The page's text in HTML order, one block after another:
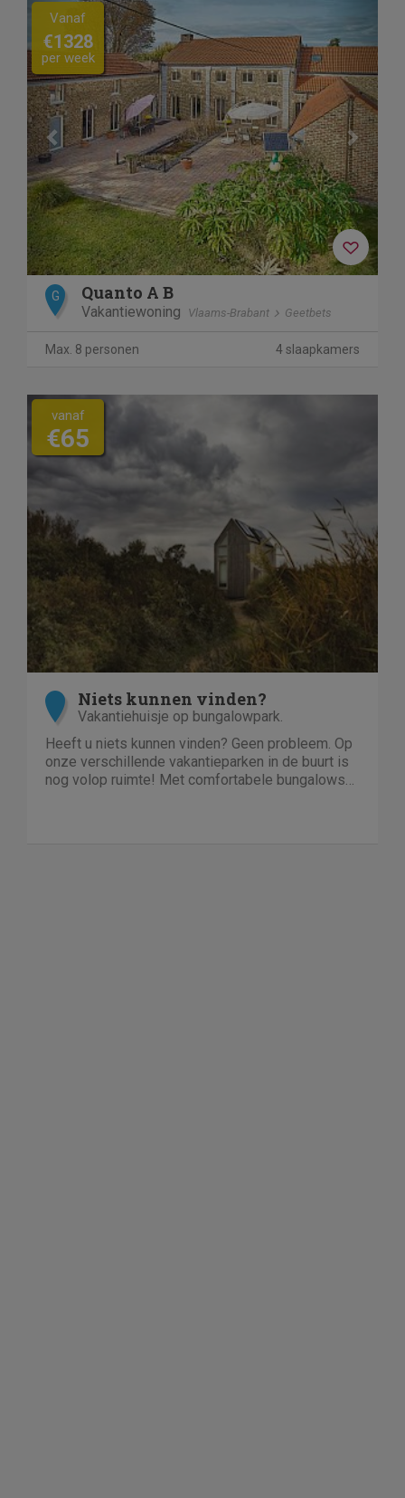
Previous
Vanaf
€1328
per week
G Quanto A B
Vakantiewoning Vlaams-Brabant Geetbets
Max. 8 personen 4 slaapkamers
vanaf
€65
Niets kunnen vinden?
Vakantiehuisje op bungalowpark.
Heeft u niets kunnen vinden? Geen probleem. Op
onze verschillende vakantieparken in de buurt is
nog volop ruimte! Met comfortabele bungalows